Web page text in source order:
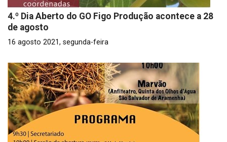
4.º Dia Aberto do GO Figo Produção acontece a 28
de agosto
16 agosto 2021, segunda-feira